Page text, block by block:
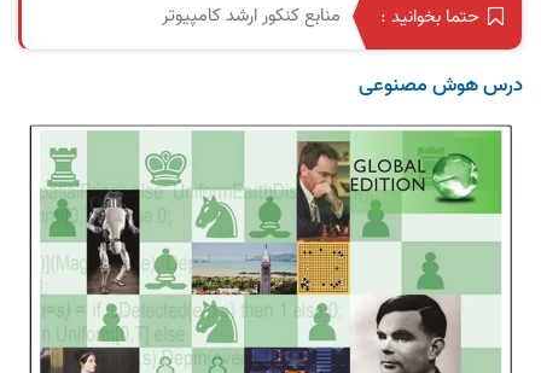
حتما بخوانید : منابع کنکور ارشد کامپیوتر
درس هوش مصنوعی